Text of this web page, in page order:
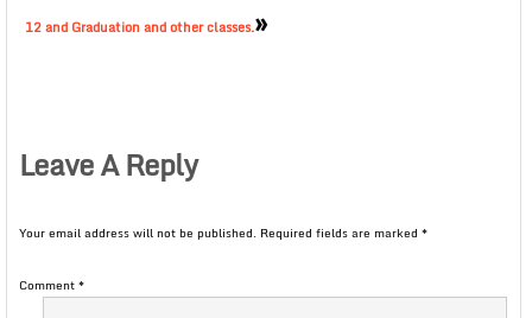
12 and Graduation and other classes.»
Leave A Reply
Your email address will not be published. Required fields are marked *
Comment*